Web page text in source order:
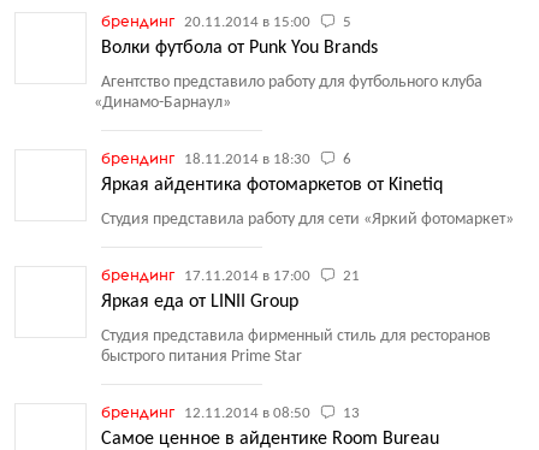
брендинг 20.11.2014 в 15:00 5
Волки футбола от Punk You Brands
Агентство представило работу для футбольного клуба
«Динамо-Барнаул»
брендинг 18.11.2014 в 18:30 6
Яркая айдентика фотомаркетов от Kinetiq
Студия представила работу для сети «Яркий фотомаркет»
брендинг 17.11.2014 в 17:00 21
Яркая еда от LINII Group
Студия представила фирменный стиль для ресторанов
быстрого питания Prime Star
брендинг 12.11.2014 в 08:50 13
Самое ценное в айдентике Room Bureau